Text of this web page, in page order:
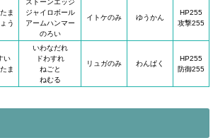
ま
う
ストーンエッジ
ジャイロボール
アームハンマー
のろい
イトケのみ ゆうかん
HP255
攻撃255
い
ま
いわなだれ
ドわすれ
ねごと
ねむる
リュガのみ わんぱく
HP255
防御255